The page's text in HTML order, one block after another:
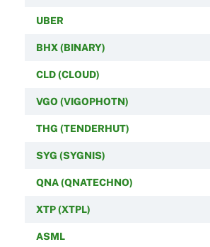
UBER
BHX (BINARY)
CLD (CLOUD)
VGO (VIGOPHOTN)
THG (TENDERHUT)
SYG (SYGNIS)
QNA (QNATECHNO)
XTP (XTPL)
ASML